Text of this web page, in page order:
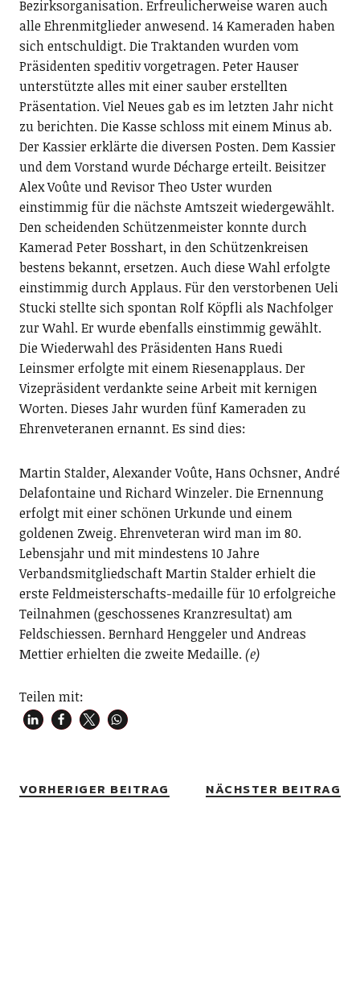
Bezirksorganisation. Erfreulicherweise waren auch
alle Ehrenmitglieder anwesend. 14 Kameraden haben
sich entschuldigt. Die Traktanden wurden vom
Präsidenten speditiv vorgetragen. Peter Hauser
unterstützte alles mit einer sauber erstellten
Präsentation. Viel Neues gab es im letzten Jahr nicht
zu berichten. Die Kasse schloss mit einem Minus ab.
Der Kassier erklärte die diversen Posten. Dem Kassier
und dem Vorstand wurde Décharge erteilt. Beisitzer
Alex Voûte und Revisor Theo Uster wurden
einstimmig für die nächste Amtszeit wiedergewählt.
Den scheidenden Schützenmeister konnte durch
Kamerad Peter Bosshart, in den Schützenkreisen
bestens bekannt, ersetzen. Auch diese Wahl erfolgte
einstimmig durch Applaus. Für den verstorbenen Ueli
Stucki stellte sich spontan Rolf Köpfli als Nachfolger
zur Wahl. Er wurde ebenfalls einstimmig gewählt.
Die Wiederwahl des Präsidenten Hans Ruedi
Leinsmer erfolgte mit einem Riesenapplaus. Der
Vizepräsident verdankte seine Arbeit mit kernigen
Worten. Dieses Jahr wurden fünf Kameraden zu
Ehrenveteranen ernannt. Es sind dies:
Martin Stalder, Alexander Voûte, Hans Ochsner, André
Delafontaine und Richard Winzeler. Die Ernennung
erfolgt mit einer schönen Urkunde und einem
goldenen Zweig. Ehrenveteran wird man im 80.
Lebensjahr und mit mindestens 10 Jahre
Verbandsmitgliedschaft Martin Stalder erhielt die
erste Feldmeisterschafts-medaille für 10 erfolgreiche
Teilnahmen (geschossenes Kranzresultat) am
Feldschiessen. Bernhard Henggeler und Andreas
Mettier erhielten die zweite Medaille.(e)
Teilen mit:
VORHERIGER BEITRAG NÄCHSTER BEITRAG